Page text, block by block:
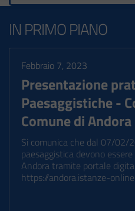
IN PRIMO PIANO
Febbraio 7, 2023
Presentazione
Paesaggistiche -
Comune di Andora
Si comunica che dal 07/02/
paesaggistica devono
Andora tramite portale
https://andora.istanze-